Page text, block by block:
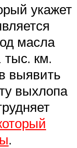
укажет
масла
тыс. км.
выявить
выхлопа
.